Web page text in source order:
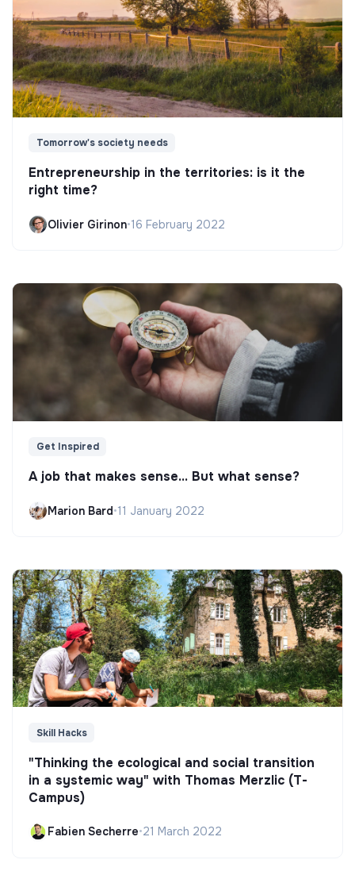
Tomorrow's society needs
Entrepreneurship in the territories: is it the
right time?
Olivier Girinon•16 February 2022
Get Inspired
A job that makes sense... But what sense?
Marion Bard•11 January 2022
Skill Hacks
"Thinking the ecological and social transition
in a systemic way" with Thomas Merzlic (T-
Campus)
Fabien Secherre•21 March 2022